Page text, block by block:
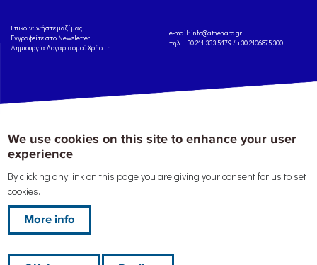
Eπικοινωνήστε μαζί μας
Εγγραφείτε στο Newsletter
Δημιουργία Λογαριασμού Χρήστη
e-mail: info@athenarc.gr
τηλ. +30 211 333 5179 / +30 2106875300
Προσωπικού Χαρακτήρα
'Οροι
Χρήσης
Αναφορά
We use cookies on this site to enhance your user
experience
By clicking any link on this page you are giving your consent for us to set
cookies.
More info